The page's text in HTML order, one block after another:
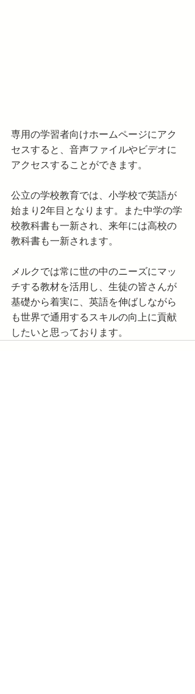
専用の学習者向けホームページにアク
セスすると、音声ファイルやビデオに
アクセスすることができます。
公立の学校教育では、小学校で英語が
始まり2年目となります。また中学の学
校教科書も一新され、来年には高校の
教科書も一新されます。
メルクでは常に世の中のニーズにマッ
チする教材を活用し、生徒の皆さんが
基礎から着実に、英語を伸ばしながら
も世界で通用するスキルの向上に貢献
したいと思っております。